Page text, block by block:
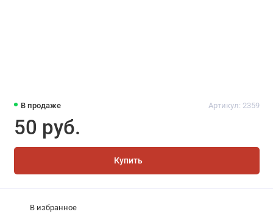
В продаже Артикул: 2359
50 руб.
Купить
В избранное